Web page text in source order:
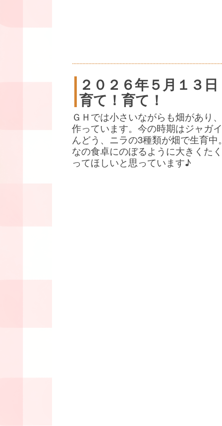
２０２６年５月１３日
育て！育て！
ＧＨでは小さいながらも畑があり
作っています。今の時期はジャガ
んどう、ニラの3種類が畑で生育中
なの食卓にのぼるように大きくた
ってほしいと思っています♪